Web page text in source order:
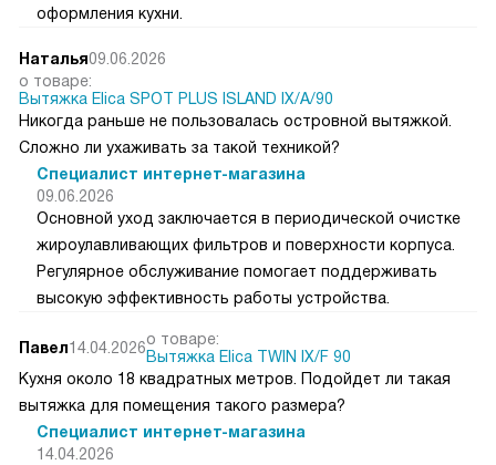
оформления кухни.
Наталья09.06.2026
о товаре:
Вытяжка Elica SPOT PLUS ISLAND IX/A/90
Никогда раньше не пользовалась островной вытяжкой.
Сложно ли ухаживать за такой техникой?
Специалист интернет-магазина
09.06.2026
Основной уход заключается в периодической очистке
жироулавливающих фильтров и поверхности корпуса.
Регулярное обслуживание помогает поддерживать
высокую эффективность работы устройства.
Павел14.04.2026о товаре:
Вытяжка Elica TWIN IX/F 90
Кухня около 18 квадратных метров. Подойдет ли такая
вытяжка для помещения такого размера?
Специалист интернет-магазина
14.04.2026